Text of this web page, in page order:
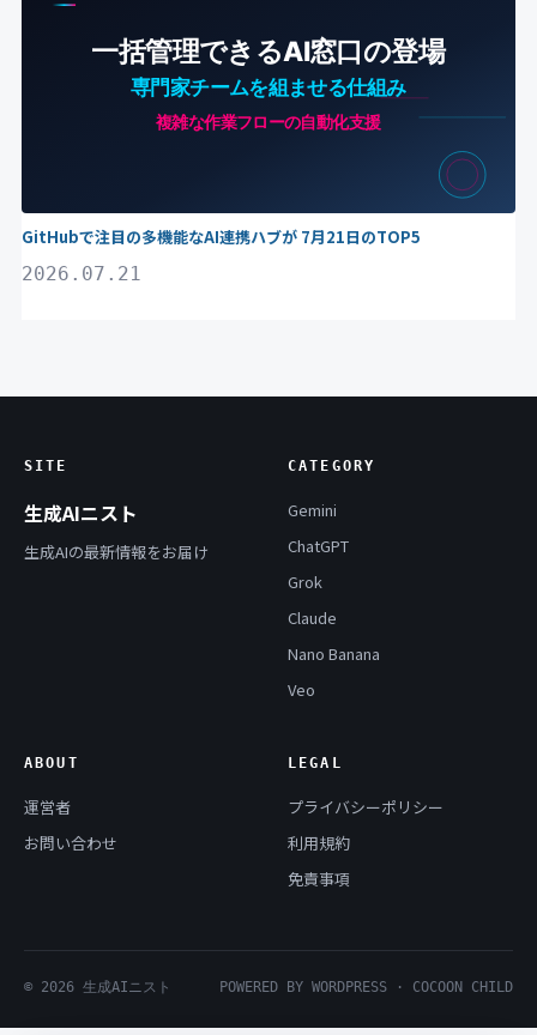
GitHubで注目の多機能なAI連携ハブが 7月21日のTOP5
2026.07.21
SITE
生成AIニスト
生成AIの最新情報をお届け
CATEGORY
Gemini
ChatGPT
Grok
Claude
Nano Banana
Veo
ABOUT
運営者
お問い合わせ
LEGAL
プライバシーポリシー
利用規約
免責事項
© 2026 生成AIニスト POWERED BY WORDPRESS · COCOON CHILD